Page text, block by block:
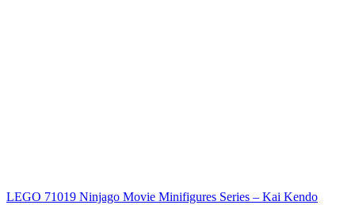
LEGO 71019 Ninjago Movie Minifigures Series – Kai Kendo